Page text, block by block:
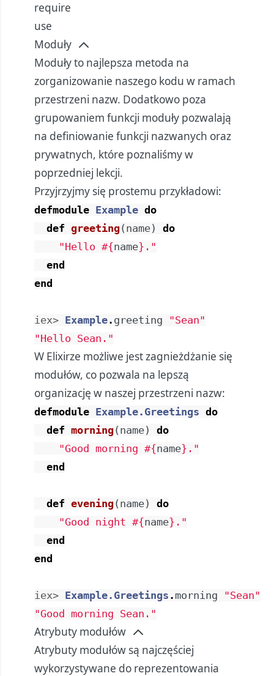
require
use
Moduły
Moduły to najlepsza metoda na
zorganizowanie naszego kodu w ramach
przestrzeni nazw. Dodatkowo poza
grupowaniem funkcji moduły pozwalają
na definiowanie funkcji nazwanych oraz
prywatnych, które poznaliśmy w
poprzedniej lekcji.
Przyjrzyjmy się prostemu przykładowi:
defmodule Example do
def greeting( name)
do
"Hello #{name} ."
end
end
iex> Example. greeting
"Sean"
"Hello Sean."
W Elixirze możliwe jest zagnieżdżanie się
modułów, co pozwala na lepszą
organizację w naszej przestrzeni nazw:
defmodule Example.Greetings do
def morning( name)
do
"Good morning #{name} ."
end
def evening( name)
do
"Good night #{name} ."
end
end
iex> Example.Greetings . morning
"Sean"
"Good morning Sean."
Atrybuty modułów
Atrybuty modułów są najczęściej
wykorzystywane do reprezentowania